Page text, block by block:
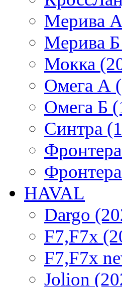
Мерива
Мерива
Мокка
Омега А
Омега Б
Синтра
HAVAL
Dargo
F7,F7x
F7,F7x
Jolion